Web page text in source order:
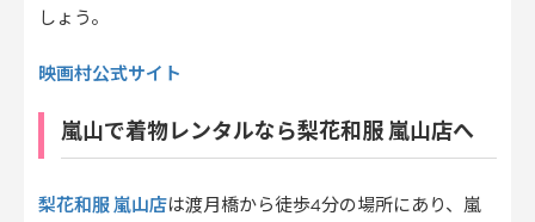
しょう。
映画村公式サイト
嵐山で着物レンタルなら梨花和服 嵐山店へ
梨花和服 嵐山店は渡月橋から徒歩4分の場所にあり、嵐